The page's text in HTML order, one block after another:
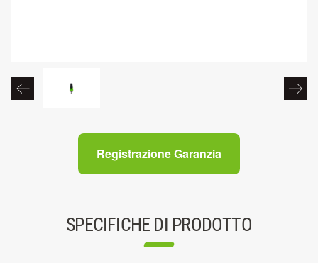
Registrazione Garanzia
SPECIFICHE DI PRODOTTO